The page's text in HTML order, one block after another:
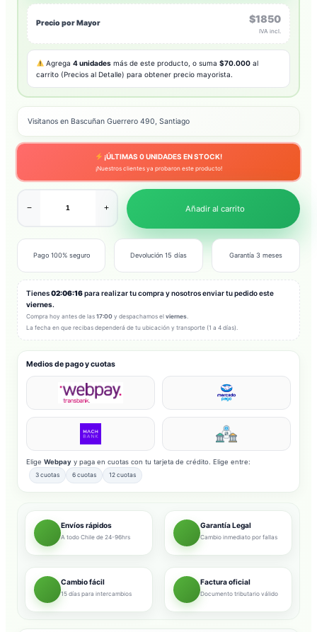
Precio por Mayor $1850
IVA incl.
Agrega4 unidades más de este producto, o suma$70.000 al
carrito (Precios al Detalle) para obtener precio mayorista.
Visitanos en Bascuñan Guerrero 490, Santiago
¡ÚLTIMAS0UNIDADES EN STOCK!
¡Nuestros clientes ya probaron este producto!
− + Añadir al carrito
Pago 100% seguro Devolución 15 días Garantía 3 meses
Tienes02:06:14para realizar tu compra y nosotros enviar tu pedido este
viernes.
Compra hoy antes de las 17:00 y despachamos el viernes
La fecha en que recibas dependerá de tu ubicación y transporte (1 a 4 días).
Medios de pago y cuotas
Elige Webpay y paga en cuotas con tu tarjeta de crédito. Elige entre:
3 cuotas 6 cuotas 12 cuotas
Envíos rápidos
A todo Chile de 24-96hrs
Garantía Legal
Cambio inmediato por fallas
Cambio fácil
15 días para intercambios
Factura oficial
Documento tributario válido